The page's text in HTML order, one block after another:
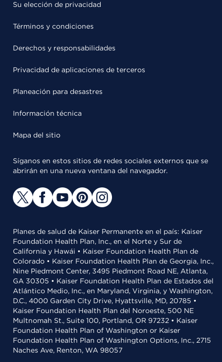
Su elección de privacidad
Términos y condiciones
Derechos y responsabilidades
Privacidad de aplicaciones de terceros
Planeación para desastres
Información técnica
Mapa del sitio
Síganos en estos sitios de redes sociales externos que se
abrirán en una nueva ventana del navegador.
Planes de salud de Kaiser Permanente en el país: Kaiser
Foundation Health Plan, Inc., en el Norte y Sur de
California y Hawái • Kaiser Foundation Health Plan de
Colorado • Kaiser Foundation Health Plan de Georgia, Inc.,
Nine Piedmont Center, 3495 Piedmont Road NE, Atlanta,
GA 30305 • Kaiser Foundation Health Plan de Estados del
Atlántico Medio, Inc., en Maryland, Virginia, y Washington,
D.C., 4000 Garden City Drive, Hyattsville, MD, 20785 •
Kaiser Foundation Health Plan del Noroeste, 500 NE
Multnomah St., Suite 100, Portland, OR 97232 • Kaiser
Foundation Health Plan of Washington or Kaiser
Foundation Health Plan of Washington Options, Inc., 2715
Naches Ave, Renton, WA 98057